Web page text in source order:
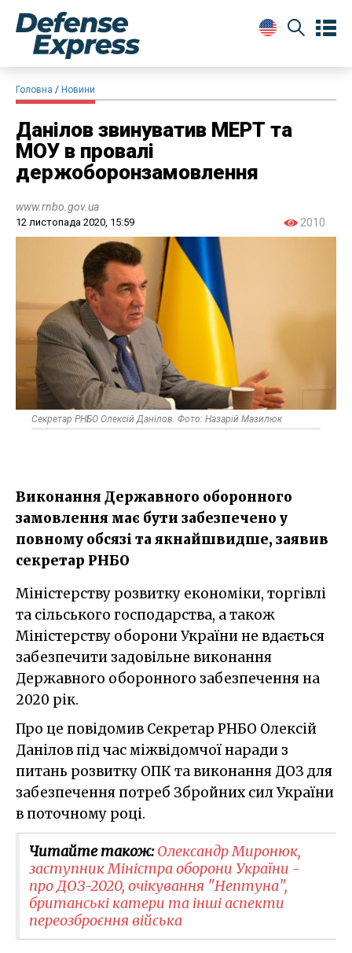
Головна Новини
Данілов звинуватив МЕРТ та
МОУ в провалі
держоборонзамовлення
www.rnbo.gov.ua
12 листопада 2020, 15:59 2010
Секретар РНБО Олексій Данілов. Фото: Назарій Мазилюк
Виконання Державного оборонного
замовлення має бути забезпечено у
повному обсязі та якнайшвидше, заявив
секретар РНБО
Міністерству розвитку економіки, торгівлі
та сільського господарства, а також
Міністерству оборони України не вдається
забезпечити задовільне виконання
Державного оборонного забезпечення на
2020 рік.
Про це повідомив Секретар РНБО Олексій
Данілов під час міжвідомчої наради з
питань розвитку ОПК та виконання ДОЗ для
забезпечення потреб Збройних сил України
в поточному році.
Читайте також:Олександр Миронюк,
заступник Міністра оборони України -
про ДОЗ-2020, очікування "Нептуна",
британські катери та інші аспекти
переозброєння війська